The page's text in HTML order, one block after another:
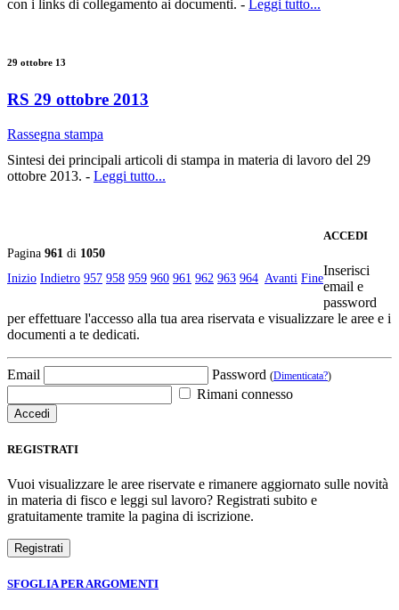
con i links di collegamento ai documenti. - Leggi tutto...
29 ottobre 13
RS 29 ottobre 2013
Rassegna stampa
Sintesi dei principali articoli di stampa in materia di lavoro del 29
ottobre 2013. - Leggi tutto...
Pagina 961 di 1050
Inizio Indietro 957 958 959 960 961 962 963 964 Avanti Fine
ACCEDI
Inserisci
email e
password
per effettuare l'accesso alla tua area riservata e visualizzare le aree e i
documenti a te dedicati.
Email Password (Dimenticata?)
Rimani connesso
REGISTRATI
Vuoi visualizzare le aree riservate e rimanere aggiornato sulle novità
in materia di fisco e leggi sul lavoro? Registrati subito e
gratuitamente tramite la pagina di iscrizione.
SFOGLIA PER ARGOMENTI